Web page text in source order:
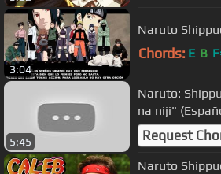
3:04
Naruto
Chords: E B
5:45
Naruto:
na niji"
Request
Naruto